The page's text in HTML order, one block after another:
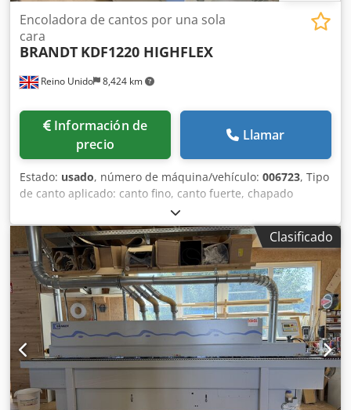
Reino Unido 8,424 km
Encoladora de cantos por una sola
cara
BRANDT KDF1220 HIGHFLEX
Información de
precio
Llamar
Estado: usado, número de máquina/vehículo: 006723, Tipo
de canto aplicado: canto fino, canto fuerte, chapado
Sistema de unión: EVA Fresado de juntas: sí Unidad
multifuncional: sí Velocidad máx. Velocidad de
desplazamiento: 11 m/min Dkedpfxjq A I Aaj AkberClasificado